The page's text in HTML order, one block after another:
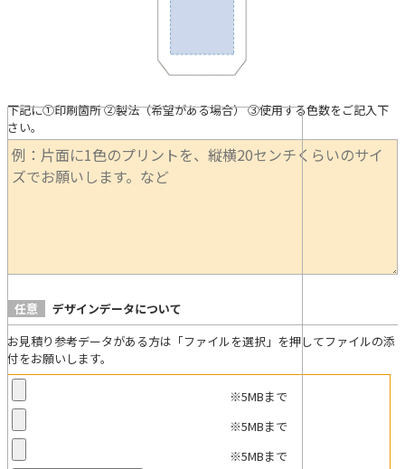
下記に①印刷箇所 ②製法（希望がある場合） ③使用する色数をご記入下
さい。
任意
デザインデータについて
お見積り参考データがある方は「ファイルを選択」を押してファイルの添
付をお願いします。
※5MBまで
※5MBまで
※5MBまで